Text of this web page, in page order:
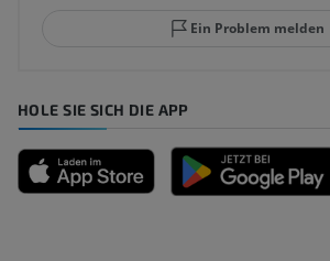
Ein Problem melden
HOLE SIE SICH DIE APP